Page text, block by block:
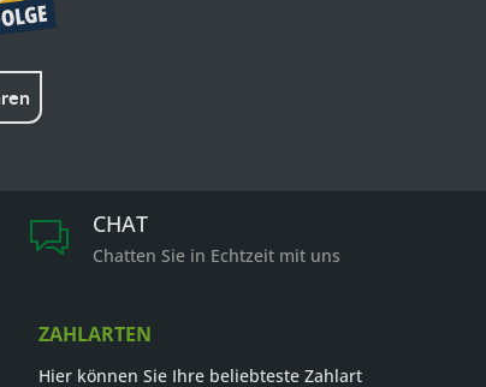
CHAT
Chatten Sie in Echtzeit mit uns
ZAHLARTEN
Hier können Sie Ihre beliebteste Zahlart